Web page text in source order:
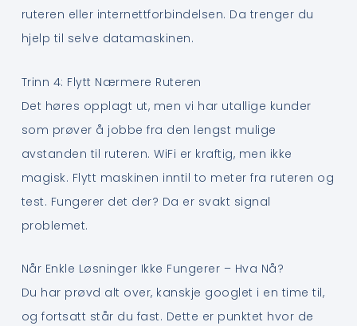
ruteren eller internettforbindelsen. Da trenger du
hjelp til selve datamaskinen.
Trinn 4: Flytt Nærmere Ruteren
Det høres opplagt ut, men vi har utallige kunder
som prøver å jobbe fra den lengst mulige
avstanden til ruteren. WiFi er kraftig, men ikke
magisk. Flytt maskinen inntil to meter fra ruteren og
test. Fungerer det der? Da er svakt signal
problemet.
Når Enkle Løsninger Ikke Fungerer – Hva Nå?
Du har prøvd alt over, kanskje googlet i en time til,
og fortsatt står du fast. Dette er punktet hvor de